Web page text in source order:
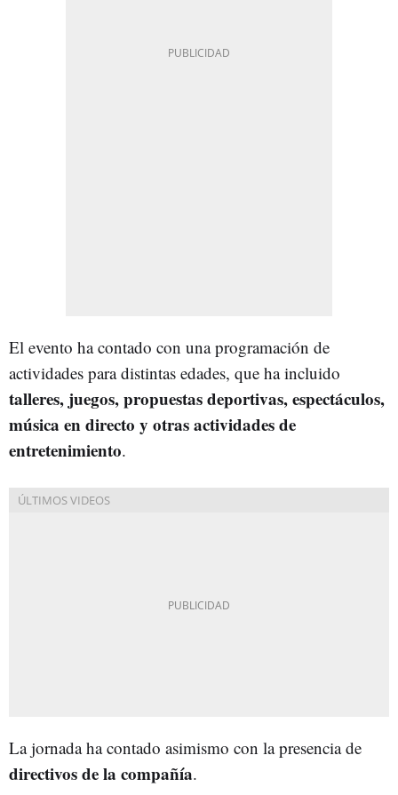
El evento ha contado con una programación de
actividades para distintas edades, que ha incluido
talleres, juegos, propuestas deportivas, espectáculos,
música en directo y otras actividades de
entretenimiento.
La jornada ha contado asimismo con la presencia de
directivos de la compañía.